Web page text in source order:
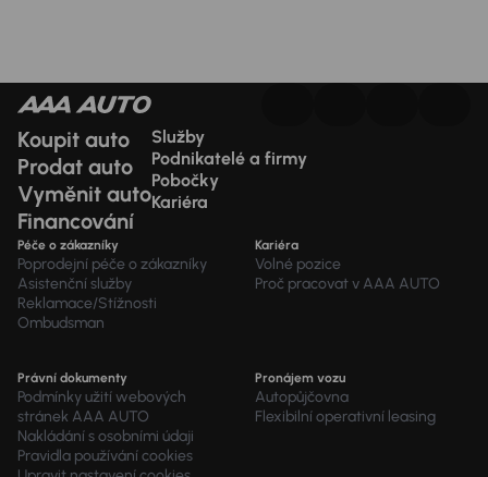
Koupit auto
Prodat auto
Vyměnit auto
Financování
Služby
Podnikatelé a firmy
Pobočky
Kariéra
Péče o zákazníky
Poprodejní péče o zákazníky
Asistenční služby
Reklamace/Stížnosti
Ombudsman
Kariéra
Volné pozice
Proč pracovat v AAA AUTO
Právní dokumenty
Podmínky užití webových
stránek AAA AUTO
Nakládání s osobními údaji
Pravidla používání cookies
Pronájem vozu
Autopůjčovna
Flexibilní operativní leasing